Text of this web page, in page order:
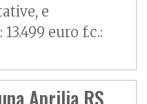
e
euro f.c.:
Aprilia RS